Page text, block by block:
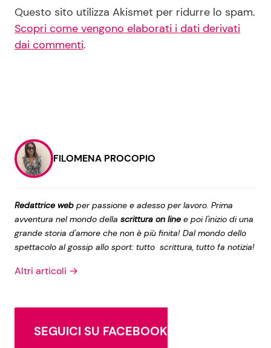
Questo sito utilizza Akismet per ridurre lo spam.
Scopri come vengono elaborati i dati derivati
dai commenti.
FILOMENA PROCOPIO
Redattrice web per passione e adesso per lavoro. Prima
avventura nel mondo della scrittura on line e poi l'inizio di una
grande storia d'amore che non è più finita! Dal mondo dello
spettacolo al gossip allo sport: tutto scrittura, tutto fa notizia!
Altri articoli →
SEGUICI SU FACEBOOK